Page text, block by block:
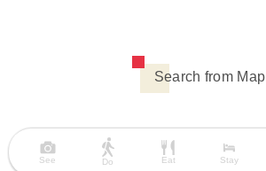
Search from Map
See Do Eat Stay